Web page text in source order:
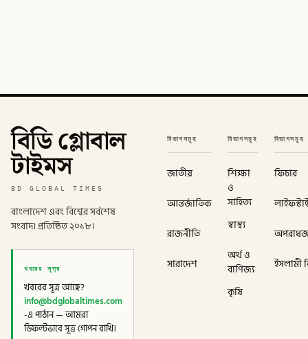
বিডি গ্লোবাল
টাইমস
BD GLOBAL TIMES
বাংলাদেশ এবং বিশ্বের সর্বশেষ
সংবাদ। প্রতিষ্ঠিত ২০১৮।
খবরের সূত্র
খবরের সূত্র আছে?
info@bdglobaltimes.com
-এ পাঠান — আমরা
ডিফল্টভাবে সূত্র গোপন রাখি।
বিভাগসমূহ
জাতীয়
আন্তর্জাতিক
রাজনীতি
সারাদেশ
বিভাগসমূহ
শিক্ষা
ও
সাহিত্য
স্বাস্থ্য
অর্থ ও
বাণিজ্য
কৃষি
বিভাগসমূহ
ফিচার
ইসলামী